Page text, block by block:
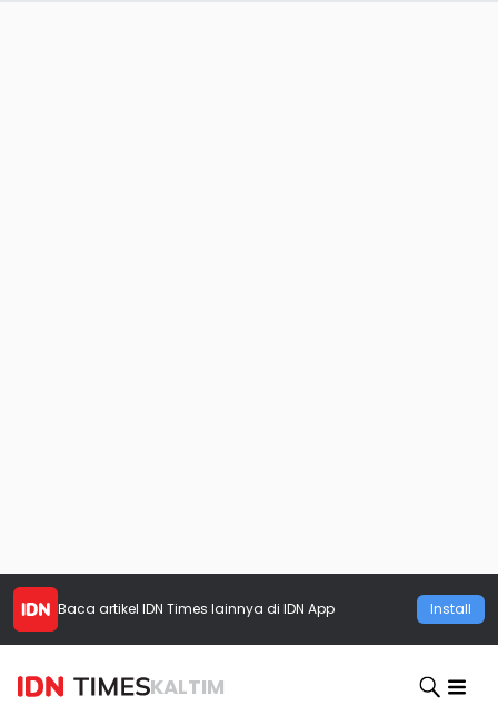
Baca artikel IDN Times lainnya di IDN App Install
KALTIM